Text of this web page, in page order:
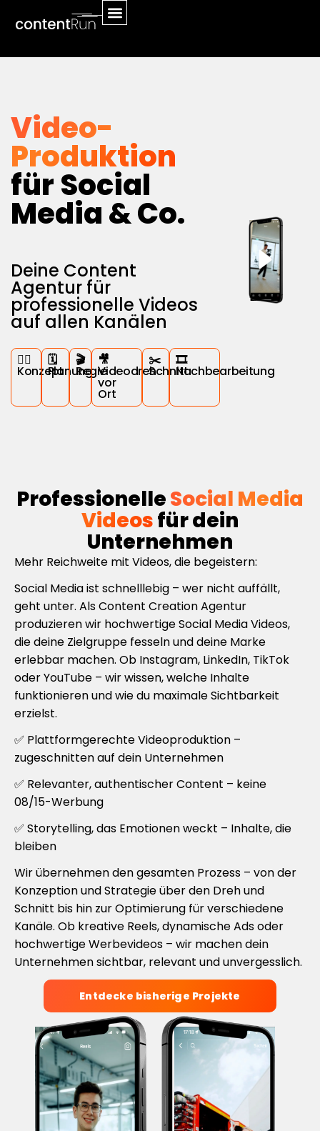
Video-
Produktion
für Social
Media & Co.
Deine Content
Agentur für
professionelle Videos
auf allen Kanälen
✍🏻
Konzept
‍🗓️
Planung
🎬
Regie
🎥
Videodreh
vor
Ort
✂️
Schnitt
‍🎞️
Nachbearbeitung
ProfessionelleSocial Media
Videosfür dein
Unternehmen
Mehr Reichweite mit Videos, die begeistern:
Social Media ist schnelllebig – wer nicht auffällt,
geht unter. Als Content Creation Agentur
produzieren wir hochwertige Social Media Videos,
die deine Zielgruppe fesseln und deine Marke
erlebbar machen. Ob Instagram, LinkedIn, TikTok
oder YouTube – wir wissen, welche Inhalte
funktionieren und wie du maximale Sichtbarkeit
erzielst.
✅ Plattformgerechte Videoproduktion –
zugeschnitten auf dein Unternehmen
✅ Relevanter, authentischer Content – keine
08/15-Werbung
✅ Storytelling, das Emotionen weckt – Inhalte, die
bleiben
Wir übernehmen den gesamten Prozess – von der
Konzeption und Strategie über den Dreh und
Schnitt bis hin zur Optimierung für verschiedene
Kanäle. Ob kreative Reels, dynamische Ads oder
hochwertige Werbevideos – wir machen dein
Unternehmen sichtbar, relevant und unvergesslich.
Entdecke bisherige Projekte